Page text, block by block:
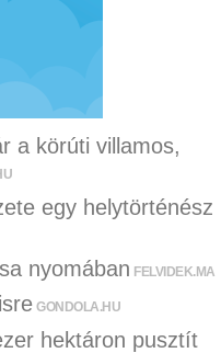
a körúti villamos,
egy helytörténész
nyomában FELVIDEK.MA
GONDOLA.HU
hektáron pusztít